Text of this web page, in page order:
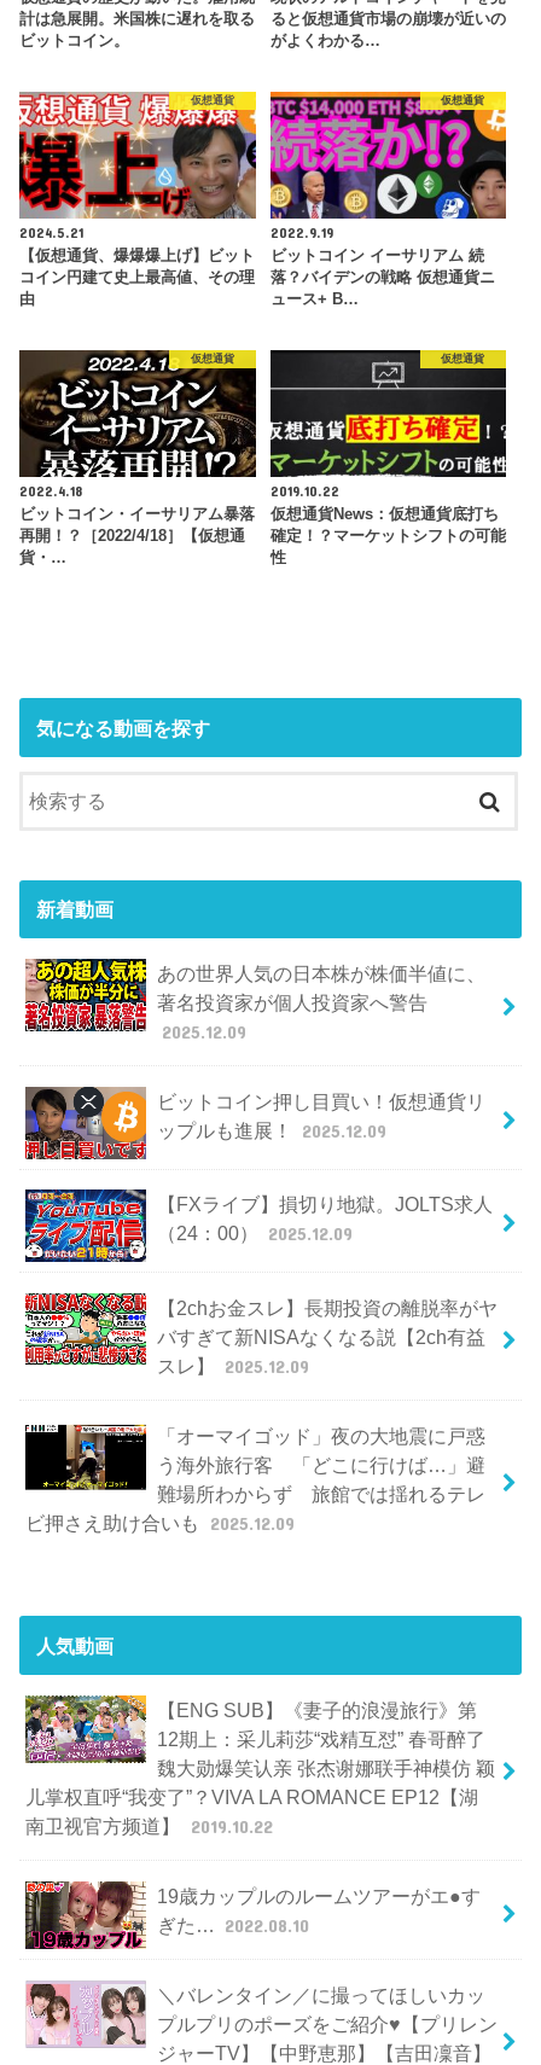
計は急展開。米国株に遅れを取る
ビットコイン。
ると仮想通貨市場の崩壊が近いの
がよくわかる…
仮想通貨
2024.5.21
【仮想通貨、爆爆爆上げ】ビット
コイン円建て史上最高値、その理
由
仮想通貨
2022.9.19
ビットコイン イーサリアム 続
落？バイデンの戦略 仮想通貨ニ
ュース+ B…
仮想通貨
2022.4.18
ビットコイン・イーサリアム暴落
再開！？［2022/4/18］【仮想通
貨・…
仮想通貨
2019.10.22
仮想通貨News：仮想通貨底打ち
確定！？マーケットシフトの可能
性
気になる動画を探す
新着動画
あの世界人気の日本株が株価半値に、
著名投資家が個人投資家へ警告
2025.12.09
ビットコイン押し目買い！仮想通貨リ
ップルも進展！
2025.12.09
【FXライブ】損切り地獄。JOLTS求人
（24：00）
2025.12.09
【2chお金スレ】長期投資の離脱率がヤ
バすぎて新NISAなくなる説【2ch有益
スレ】
2025.12.09
「オーマイゴッド」夜の大地震に戸惑
う海外旅行客 「どこに行けば…」避
難場所わからず 旅館では揺れるテレ
ビ押さえ助け合いも
2025.12.09
人気動画
【ENG SUB】《妻子的浪漫旅行》第
12期上：采儿莉莎“戏精互怼” 春哥醉了
魏大勋爆笑认亲 张杰谢娜联手神模仿 颖
儿掌权直呼“我变了”？VIVA LA ROMANCE EP12【湖
南卫视官方频道】
2019.10.22
19歳カップルのルームツアーがエ●す
ぎた…
2022.08.10
＼バレンタイン／に撮ってほしいカッ
プルプリのポーズをご紹介♥【プリレン
ジャーTV】【中野恵那】【吉田凜音】